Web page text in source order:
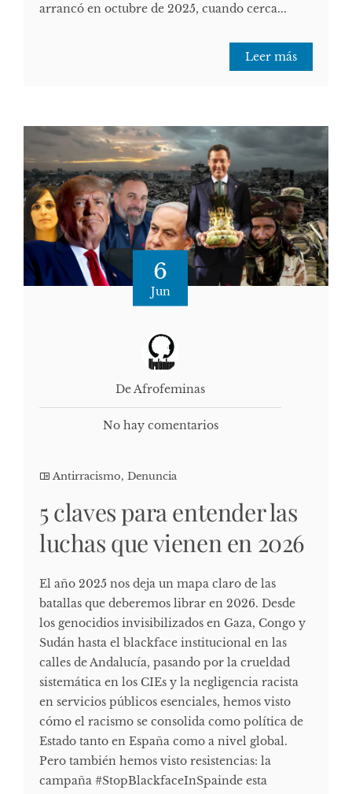
arrancó en octubre de 2025, cuando cerca...
Leer más
6
Jun
De Afrofeminas
No hay comentarios
Antirracismo, Denuncia
5 claves para entender las
luchas que vienen en 2026
El año 2025 nos deja un mapa claro de las
batallas que deberemos librar en 2026. Desde
los genocidios invisibilizados en Gaza, Congo y
Sudán hasta el blackface institucional en las
calles de Andalucía, pasando por la crueldad
sistemática en los CIEs y la negligencia racista
en servicios públicos esenciales, hemos visto
cómo el racismo se consolida como política de
Estado tanto en España como a nivel global.
Pero también hemos visto resistencias: la
campaña #StopBlackfaceInSpainde esta